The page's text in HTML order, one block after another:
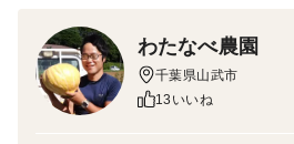
産地の特徴
千葉県山武市
品種の特徴
わたなべ農園
千葉県山武市
13いいね